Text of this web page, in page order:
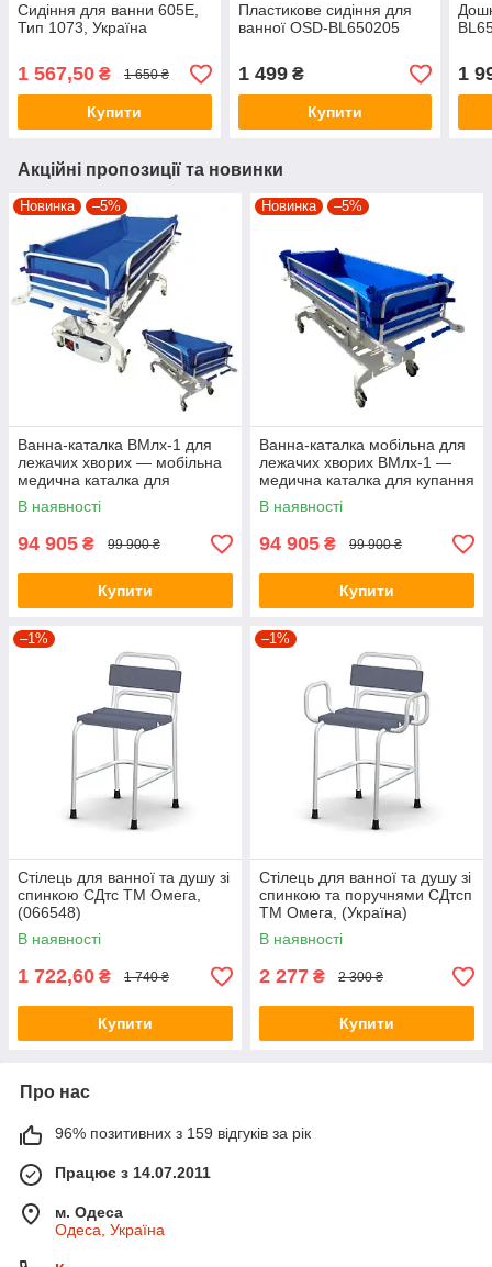
Сидіння для ванни 605Е,
Тип 1073, Україна
1 567,50 ₴ 1 650 ₴
Купити
Пластикове сидіння для
ванної OSD-BL650205
1 499₴
Купити
1
Акційні пропозиції та новинки
Новинка –5%
Ванна-каталка ВМлх-1 для
лежачих хворих — мобільна
медична каталка для
купання, Україна
В наявності
94 905 ₴ 99 900 ₴
Купити
Новинка –5%
Ванна-каталка мобільна для
лежачих хворих ВМлх-1 —
медична каталка для купання
та догляду, Ортопед
В наявності
94 905 ₴ 99 900 ₴
Купити
–1%
Стілець для ванної та душу зі
спинкою СДтс ТМ Омега,
(066548)
В наявності
1 722,60 ₴ 1 740 ₴
Купити
–1%
Стілець для ванної та душу зі
спинкою та поручнями СДтсп
ТМ Омега, (Україна)
В наявності
2 277 ₴ 2 300 ₴
Купити
Про нас
96% позитивних з 159 відгуків за рік
Працює з 14.07.2011
м. Одеса
Одеса, Україна